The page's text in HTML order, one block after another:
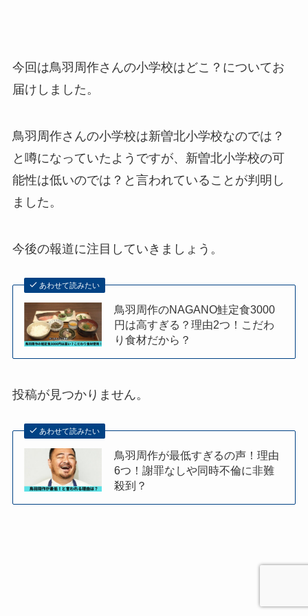
今回は鳥羽周作さんの小学校はどこ？についてお
届けしました。
鳥羽周作さんの小学校は新曽北小学校なのでは？
と噂になっていたようですが、新曽北小学校の可
能性は低いのでは？と言われていることが判明し
ました。
今後の報道に注目していきましょう。
あわせて読みたい
鳥羽周作のNAGANO鮭定食3000
円は高すぎる？理由2つ！こだわ
り食材だから？
投稿が見つかりません。
あわせて読みたい
鳥羽周作が最低すぎるの声！理由
6つ！謝罪なしや同時不倫に非難
殺到？